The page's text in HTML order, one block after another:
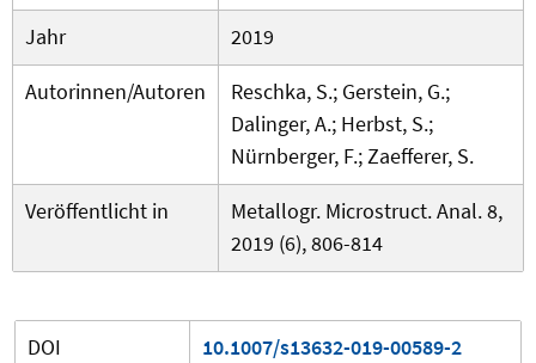
Jahr
2019
Autorinnen/Autoren
Reschka, S.; Gerstein, G.;
Dalinger, A.; Herbst, S.;
Nürnberger, F.; Zaefferer, S.
Veröffentlicht in
Metallogr. Microstruct. Anal. 8,
2019 (6), 806-814
DOI 10.1007/s13632-019-00589-2